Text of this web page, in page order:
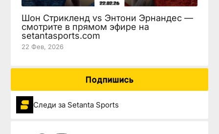
Шон Стрикленд vs Энтони Эрнандес —
смотрите в прямом эфире на
setantasports.com
22 Фев, 2026
Подпишись
Следи за Setanta Sports